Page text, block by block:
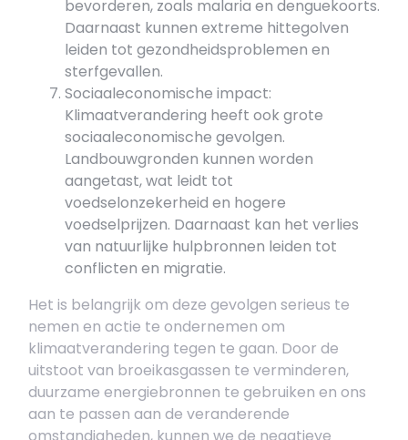
bevorderen, zoals malaria en denguekoorts.
Daarnaast kunnen extreme hittegolven
leiden tot gezondheidsproblemen en
sterfgevallen.
Sociaaleconomische impact:
Klimaatverandering heeft ook grote
sociaaleconomische gevolgen.
Landbouwgronden kunnen worden
aangetast, wat leidt tot
voedselonzekerheid en hogere
voedselprijzen. Daarnaast kan het verlies
van natuurlijke hulpbronnen leiden tot
conflicten en migratie.
Het is belangrijk om deze gevolgen serieus te
nemen en actie te ondernemen om
klimaatverandering tegen te gaan. Door de
uitstoot van broeikasgassen te verminderen,
duurzame energiebronnen te gebruiken en ons
aan te passen aan de veranderende